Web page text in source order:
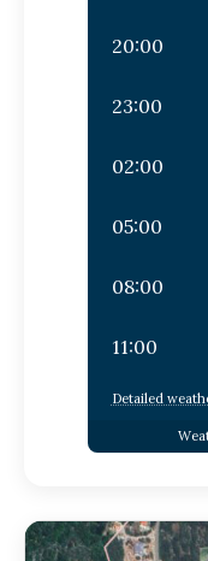
20:00
23:00
02:00
05:00
08:00
11:00
Detailed